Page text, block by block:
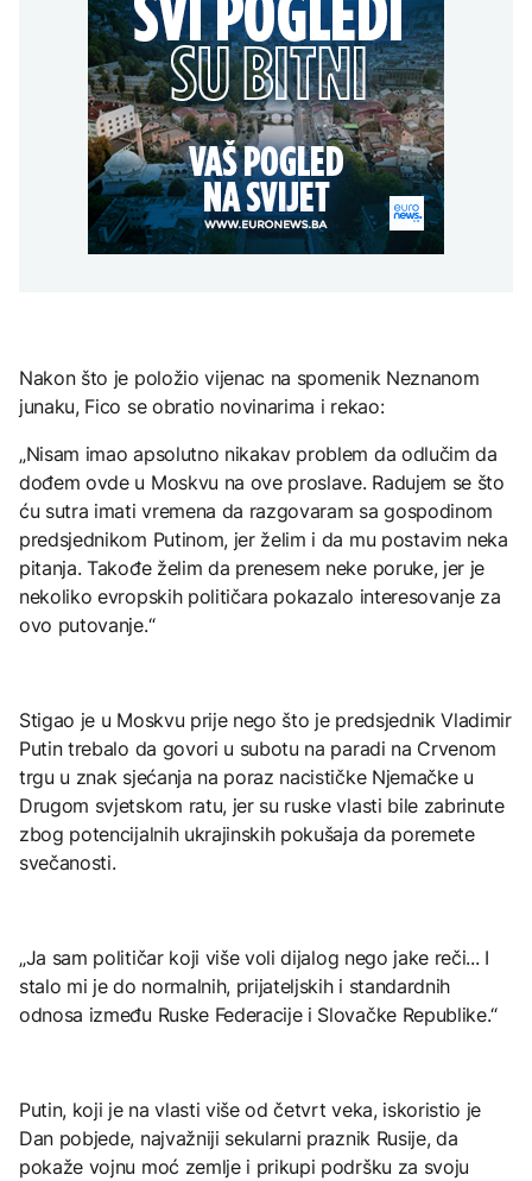
za pristupanje SEPA:
Korist za privredu ali i
građane
potrošnju
BIZNIS
BiH zvanično aplicirala
za pristupanje SEPA:
Korist za privredu ali i
građane
Grgurević traži
odgovore o planiranoj
solarnoj elektrani u
blizini Manastira Ostrog
U Belgiji otkrivena
ilegalna fabrika cigareta,
zaplijenjeni milioni
cigareta i tone duhana
EVROPA
Afganistanac u
Njemačkoj osuđen na
doživotni zatvor zbog
napada u Minhenu
ZDRAVLJE
Šta je Ciklospora i da li
prijeti širenje u Evropi?
KULTURA
duhovi”
Nakon što je položio vijenac na spomenik Neznanom
junaku, Fico se obratio novinarima i rekao:
„Nisam imao apsolutno nikakav problem da odlučim da
dođem ovde u Moskvu na ove proslave. Radujem se što
ću sutra imati vremena da razgovaram sa gospodinom
predsjednikom Putinom, jer želim i da mu postavim neka
pitanja. Takođe želim da prenesem neke poruke, jer je
nekoliko evropskih političara pokazalo interesovanje za
ovo putovanje.“
Stigao je u Moskvu prije nego što je predsjednik Vladimir
Putin trebalo da govori u subotu na paradi na Crvenom
trgu u znak sjećanja na poraz nacističke Njemačke u
Drugom svjetskom ratu, jer su ruske vlasti bile zabrinute
zbog potencijalnih ukrajinskih pokušaja da poremete
svečanosti.
„Ja sam političar koji više voli dijalog nego jake reči... I
stalo mi je do normalnih, prijateljskih i standardnih
odnosa između Ruske Federacije i Slovačke Republike.“
Putin, koji je na vlasti više od četvrt veka, iskoristio je
Dan pobjede, najvažniji sekularni praznik Rusije, da
pokaže vojnu moć zemlje i prikupi podršku za svoju